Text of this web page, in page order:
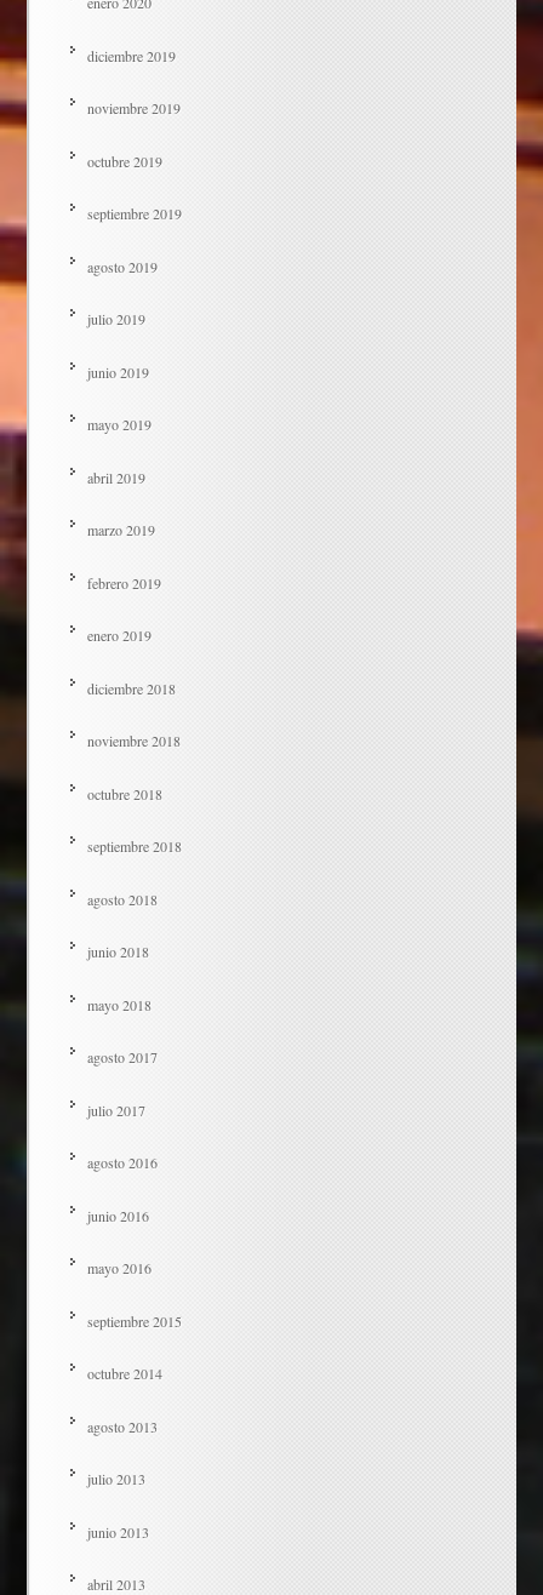
diciembre 2019
noviembre 2019
octubre 2019
septiembre 2019
agosto 2019
julio 2019
junio 2019
mayo 2019
abril 2019
marzo 2019
febrero 2019
enero 2019
diciembre 2018
noviembre 2018
octubre 2018
septiembre 2018
agosto 2018
junio 2018
mayo 2018
agosto 2017
julio 2017
agosto 2016
junio 2016
mayo 2016
septiembre 2015
octubre 2014
agosto 2013
julio 2013
junio 2013
abril 2013